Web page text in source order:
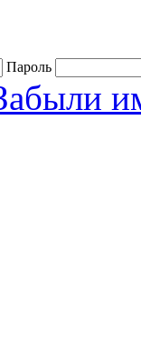
Пароль